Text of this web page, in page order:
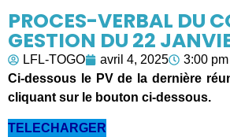
PROCES-VERBAL DU
GESTION DU 22
LFL-TOGO avril 4, 2025
3:00 pm
Ci-dessous le PV de la dernière
cliquant sur le bouton ci-dessous.
TELECHARGER